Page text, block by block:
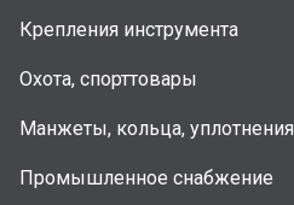
Крепления инструмента
Охота, спорттовары
Манжеты, кольца, уплотнения
Промышленное снабжение